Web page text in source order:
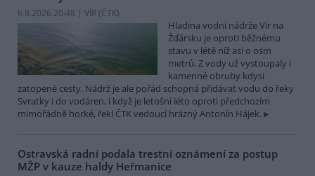
6.8.2026 20:48 | VÍR (ČTK)
Hladina vodní nádrže Vír na
Žďársku je oproti běžnému
stavu v létě níž asi o osm
metrů. Z vody už vystoupaly i
kamenné obruby kdysi
zatopené cesty. Nádrž je ale pořád schopná přidávat vodu do řeky
Svratky i do vodáren, i když je letošní léto oproti předchozím
mimořádně horké, řekl ČTK vedoucí hrázný Antonín Hájek.
Ostravská radní podala trestní oznámení za postup
MŽP v kauze haldy Heřmanice